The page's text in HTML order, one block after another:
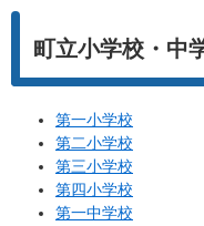
町立小学校・中
第一小学校
第二小学校
第三小学校
第四小学校
第一中学校